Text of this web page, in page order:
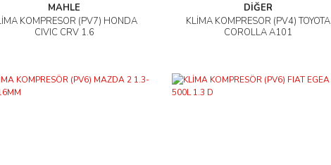
MAHLE
KOMPRESÖR (PV7) HONDA
CIVIC CRV 1.6
İncele
DİĞER
KLİMA KOMPRESÖR (PV4) TOYOTA
COROLLA A101
İncele